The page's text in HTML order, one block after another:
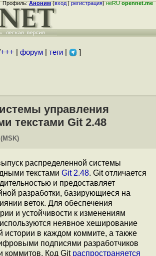
Профиль:Аноним(вход|регистрация)неRUopennet.me
+++ форум| теги| ]
управления
текстами Git 2.48
распределенной системы
текстами Git 2.48. Git отличается
и предоставляет
разработки, базирующиеся на
веток. Для обеспечения
и устойчивости к изменениям
неявное хеширование
истории в каждом коммите, а также
подписями разработчиков
коммитов. Код Git распространяется